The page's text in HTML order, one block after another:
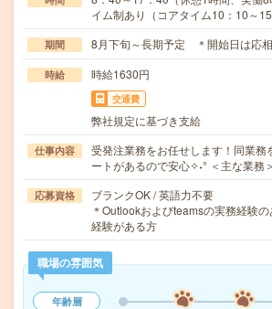
イム制あり（コアタイム10：10～
期間 8月下旬～長期予定 ＊開始日は応
時給 時給1630円
交通費
弊社規定に基づき支給
仕事内容
受発注業務をお任せします！同業務
ートがあるので安心✧˖° ＜主な業
応募資格
ブランクOK / 英語力不要
＊Outlookおよびteamsの実務経験
経験がある方
職場の雰囲気
年齢層